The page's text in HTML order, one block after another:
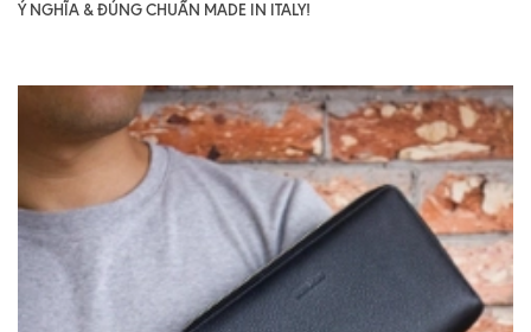
Ý NGHĨA & ĐÚNG CHUẨN MADE IN ITALY!